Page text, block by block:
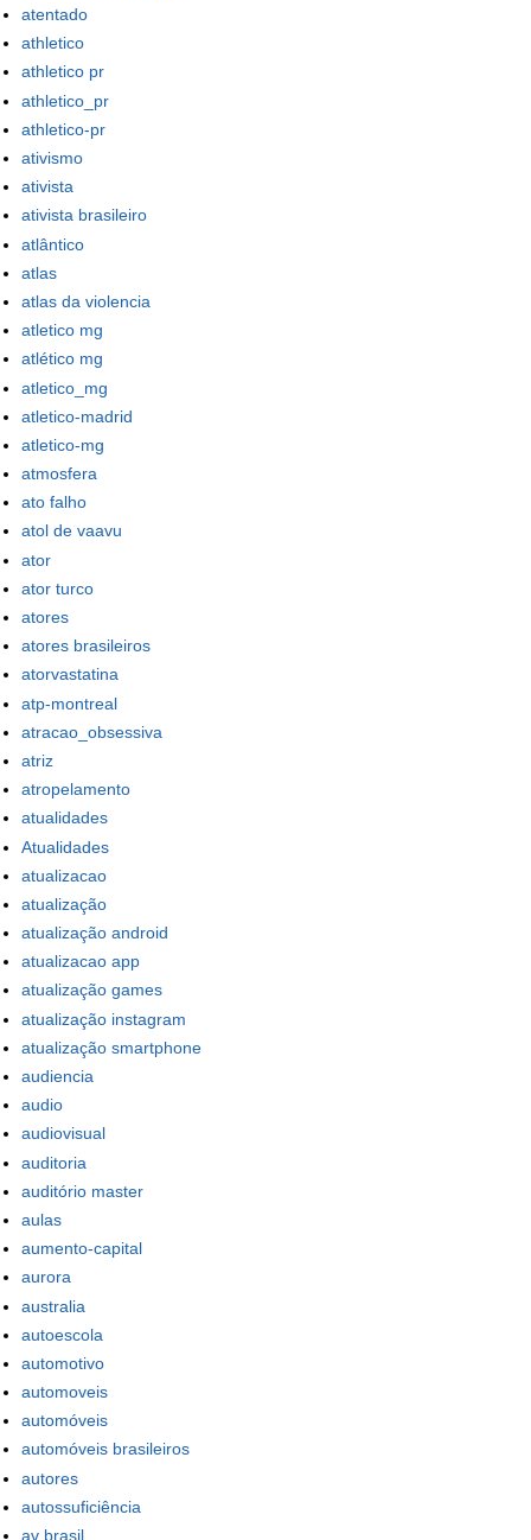
atentado
athletico
athletico pr
athletico_pr
athletico-pr
ativismo
ativista
ativista brasileiro
atlântico
atlas
atlas da violencia
atletico mg
atlético mg
atletico_mg
atletico-madrid
atletico-mg
atmosfera
ato falho
atol de vaavu
ator
ator turco
atores
atores brasileiros
atorvastatina
atp-montreal
atracao_obsessiva
atriz
atropelamento
atualidades
Atualidades
atualizacao
atualização
atualização android
atualizacao app
atualização games
atualização instagram
atualização smartphone
audiencia
audio
audiovisual
auditoria
auditório master
aulas
aumento-capital
aurora
australia
autoescola
automotivo
automoveis
automóveis
automóveis brasileiros
autores
autossuficiência
av brasil